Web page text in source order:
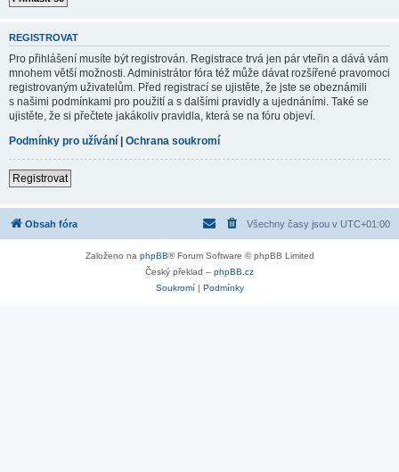
REGISTROVAT
Pro přihlášení musíte být registrován. Registrace trvá jen pár vteřin a dává vám
mnohem větší možnosti. Administrátor fóra též může dávat rozšířené pravomoci
registrovaným uživatelům. Před registrací se ujistěte, že jste se obeznámili
s našimi podmínkami pro použití a s dalšími pravidly a ujednáními. Také se
ujistěte, že si přečtete jakákoliv pravidla, která se na fóru objeví.
Podmínky pro užívání | Ochrana soukromí
Registrovat
Obsah fóra Všechny časy jsou v UTC+01:00
Založeno na phpBB® Forum Software © phpBB Limited
Český překlad – phpBB.cz
Soukromí| Podmínky